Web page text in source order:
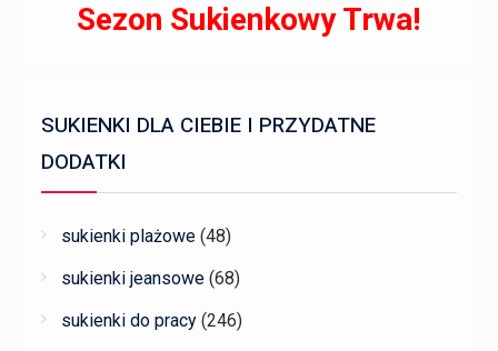
Sezon Sukienkowy Trwa!
SUKIENKI DLA CIEBIE I PRZYDATNE
DODATKI
sukienki plażowe (48)
sukienki jeansowe (68)
sukienki do pracy (246)